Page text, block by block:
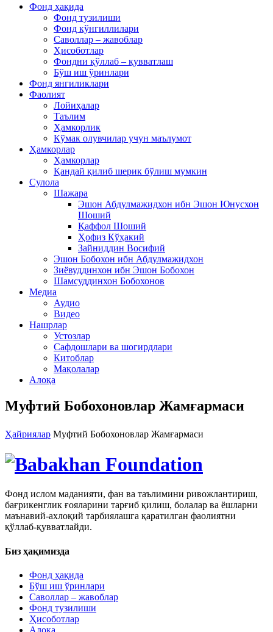
Фонд ҳақида
Фонд тузилиши
Фонд кўнгиллилари
Саволлар – жавоблар
Ҳисоботлар
Фондни қўллаб – қувватлаш
Бўш иш ўринлари
Фонд янгиликлари
Фаолият
Лойиҳалар
Таълим
Ҳамкорлик
Кўмак олувчилар учун маълумот
Ҳамкорлар
Ҳамкорлар
Қандай қилиб шерик бўлиш мумкин
Сулола
Шажара
Эшон Абдулмажидхон ибн Эшон Юнусхон
Шоший
Қаффол Шоший
Ҳофиз Кўҳакий
Зайниддин Восифий
Эшон Бобохон ибн Абдулмажидхон
Зиёвуддинхон ибн Эшон Бобохон
Шамсуддинхон Бобохонов
Медиа
Аудио
Видео
Нашрлар
Устозлар
Сафдошлари ва шогирдлари
Китоблар
Мақолалар
Алоқа
Муфтий Бобохоновлар Жамғармаси
Ҳайриялар Муфтий Бобохоновлар Жамғармаси
Фонд ислом маданияти, фан ва таълимини ривожлантириш,
бағрикенглик ғояларини тарғиб қилиш, болалар ва ёшларни
маънавий-ахлоқий тарбиялашга қаратилган фаолиятни
қўллаб-қувватлайди.
Биз ҳақимизда
Фонд ҳақида
Бўш иш ўринлари
Саволлар – жавоблар
Фонд тузилиши
Ҳисоботлар
Алоқа